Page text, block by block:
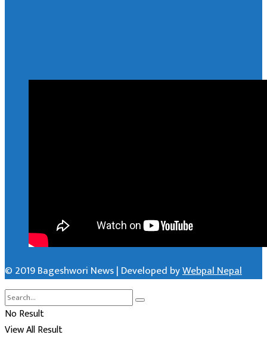
© 2019 Bageshwori News | Developed byWebpal Nepal
No Result
View All Result